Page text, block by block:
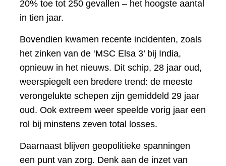
20% toe tot 250 gevallen – het hoogste aantal
in tien jaar.
Bovendien kwamen recente incidenten, zoals
het zinken van de ‘MSC Elsa 3’ bij India,
opnieuw in het nieuws. Dit schip, 28 jaar oud,
weerspiegelt een bredere trend: de meeste
verongelukte schepen zijn gemiddeld 29 jaar
oud. Ook extreem weer speelde vorig jaar een
rol bij minstens zeven total losses.
Daarnaast blijven geopolitieke spanningen
een punt van zorg. Denk aan de inzet van